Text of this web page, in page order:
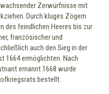
Zerwürfnisse mit
Durch kluges Zögern
des feindlichen Heeres bis zur
französischer und
auch den Sieg in der
1664 ermöglichten. Nach
ernannt.1668 wurde
bestellt.